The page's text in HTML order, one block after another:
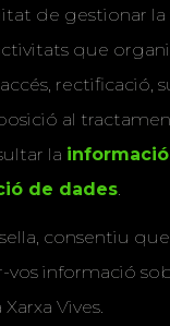
de gestionar la
que
rectificació,
al
la
de dades.
consentiu
vos informació
Vives.